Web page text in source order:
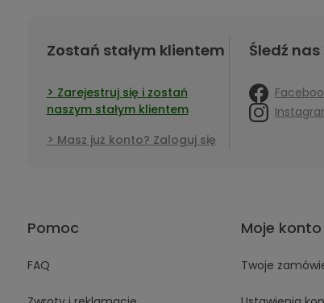
Zostań stałym klientem
Zarejestruj się i zostań
naszym stałym klientem
Masz już konto? Zaloguj się
Śledź nas
Pomoc
FAQ
Moje konto
Twoje